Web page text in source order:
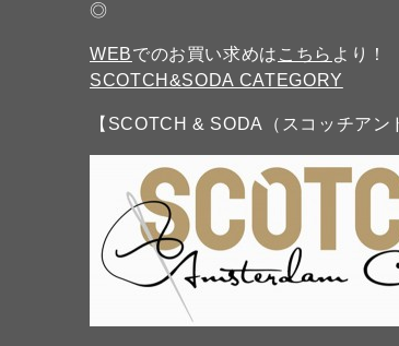
◎
WEBでのお買い求めは こちら より！
SCOTCH&SODA CATEGORY
【SCOTCH & SODA（スコッチアン